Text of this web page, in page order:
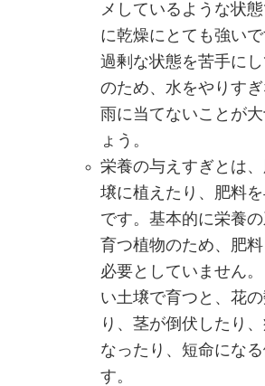
メしているような状
に乾燥にとても強い
過剰な状態を苦手に
のため、水をやりす
雨に当てないことが
ょう。
栄養の与えすぎとは
壌に植えたり、肥料
です。基本的に栄養
育つ植物のため、肥料
必要としていません
い土壌で育つと、花
り、茎が倒伏したり
なったり、短命にな
す。